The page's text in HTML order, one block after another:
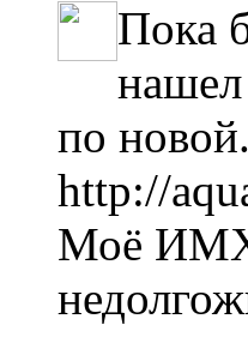
Пока
нашел
по
http://
Моё